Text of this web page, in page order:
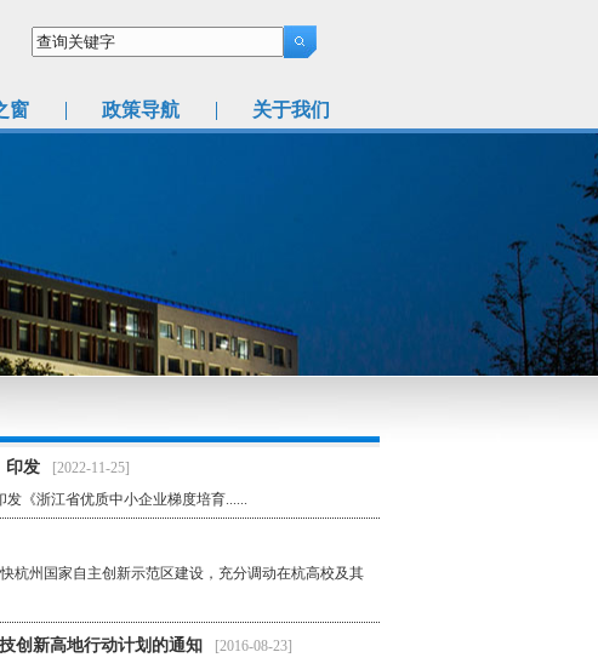
窗 政策导航 关于我们
印发
[2022-11-25]
《浙江省优质中小企业梯度培育......
杭州国家自主创新示范区建设，充分调动在杭高校及其
创新高地行动计划的通知
[2016-08-23]